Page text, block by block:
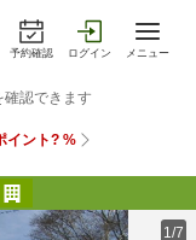
予約確認 ログイン メニュー
1/7